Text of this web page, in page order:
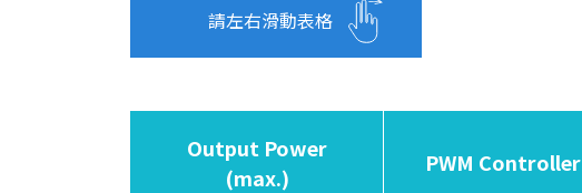
請左右滑動表格
Output Power
(max.)
PWM Controller